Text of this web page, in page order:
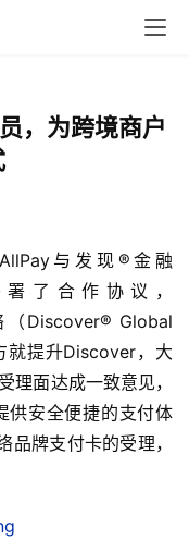
，为跨境商户
与发现®金融
署了合作协议，
Discover® Global
就提升Discover，大
理面达成一致意见，
供安全便捷的支付体
牌支付卡的受理，